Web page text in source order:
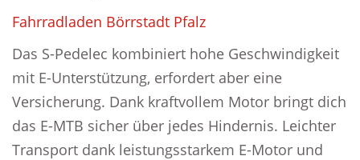
Fahrradladen Börrstadt Pfalz
Das S-Pedelec kombiniert hohe Geschwindigkeit
mit E-Unterstützung, erfordert aber eine
Versicherung. Dank kraftvollem Motor bringt dich
das E-MTB sicher über jedes Hindernis. Leichter
Transport dank leistungsstarkem E-Motor und